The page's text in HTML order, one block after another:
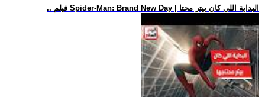
.. فيلم Spider-Man: Brand New Day | البداية اللي كان بيتر محتا